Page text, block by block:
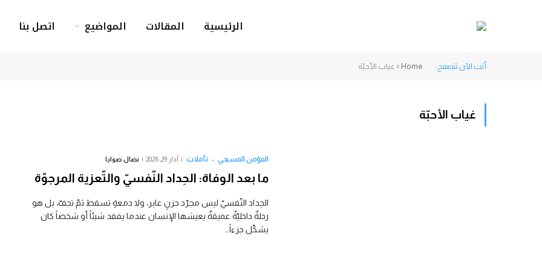
الرئيسية المقالات المواضيع اتصل بنا
أنت الآن تتصفح: Home
» غياب الأحبّة
غياب الأحبّة
المؤمن المسيحي تأملات آذار 29, 2026 نضال صوايا
ما بعد الوفاة: الحِداد النّفسيّ والتّعزية المرجوّة
الحِداد النّفسيّ ليس مجرّد حزنٍ عابر، ولا دمعةٍ تسقط ثمّ تجفّ، بل هو
رحلةٌ داخليّةٌ عميقةٌ يعيشها الإنسان عندما يفقد شيئاً أو شخصاً كان
يشكّل جزءاً…